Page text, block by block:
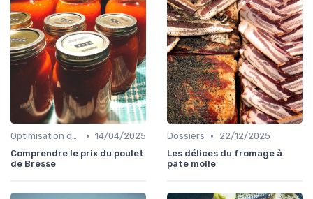
Optimisation des coûts • 14/04/2025
Comprendre le prix du poulet
de Bresse
Dossiers •
22/12/2025
Les délices du fromage à
pâte molle